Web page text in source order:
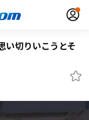
い切りいこうとそ